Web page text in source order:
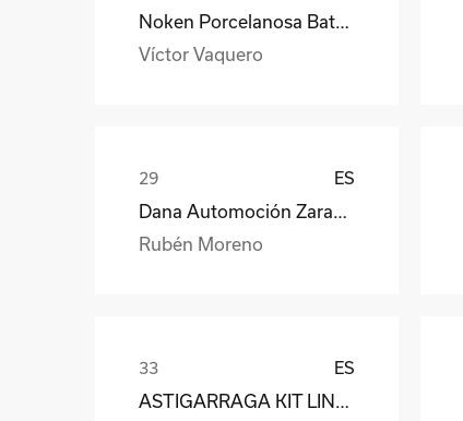
Víctor Vaquero
ES
Rubén Moreno
ES
ASTIGARRAGA KIT LINE S.L.